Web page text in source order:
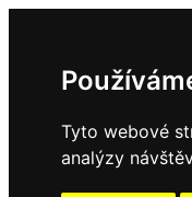
Tyto webové
analýzy